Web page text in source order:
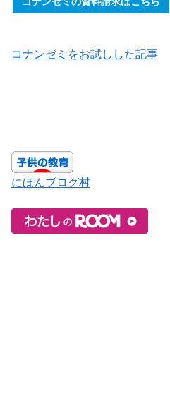
コナンゼミをお試しした記事
にほんブログ村